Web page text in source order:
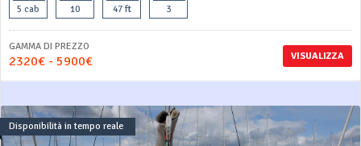
5 cab 10 47 ft 3
VISUALIZZA
GAMMA DI PREZZO
2320€ - 5900€
Disponibilità in tempo reale